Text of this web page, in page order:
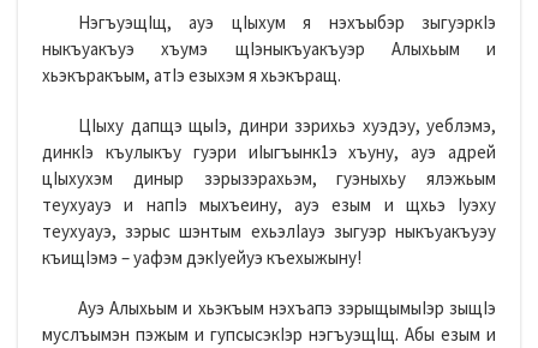
НэгъуэщIщ, ауэ цIыхум я нэхъыбэр зыгуэркIэ
ныкъуакъуэ хъумэ щIэныкъуакъуэр Алыхьым и
хьэкъракъым, атIэ езыхэм я хьэкъращ.
ЦIыху дапщэ щыIэ, динри зэрихьэ хуэдэу, уеблэмэ,
динкIэ къулыкъу гуэри иIыгъынк1э хъуну, ауэ адрей
цIыхухэм диныр зэрызэрахьэм, гуэныхьу ялэжьым
теухуауэ и напIэ мыхъеину, ауэ езым и щхьэ Iуэху
теухуауэ, зэрыс шэнтым ехьэлIауэ зыгуэр ныкъуакъуэу
къищIэмэ – уафэм дэкIуейуэ къехыжыну!
Ауэ Алыхьым и хьэкъым нэхъапэ зэрыщымыIэр зыщIэ
муслъымэн пэжым и гупсысэкIэр нэгъуэщIщ. Абы езым и